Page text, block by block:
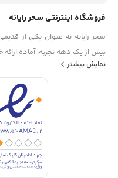
فروشگاه اینترنتی سحر رایانه
سحر رایانه به عنوان یکی از
بیش از یک دهه تجربه، آماده
نمایش بیشتر